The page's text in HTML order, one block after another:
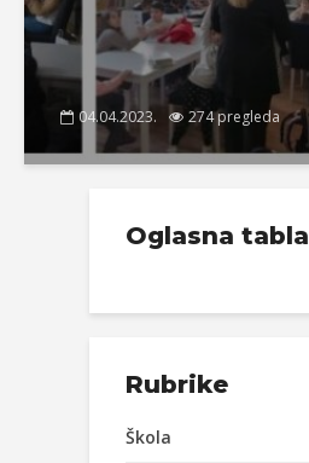
04.04.2023. 274 pregleda
Oglasna tabla
Rubrike
Škola